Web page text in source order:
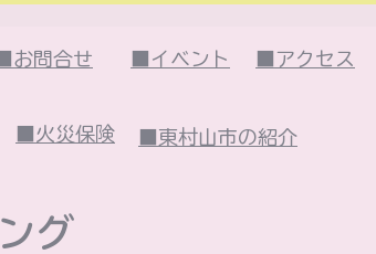
■お問合せ ■イベント ■アクセス
■火災保険 ■東村山市の紹介
グ​